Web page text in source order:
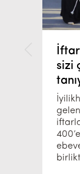
sizi